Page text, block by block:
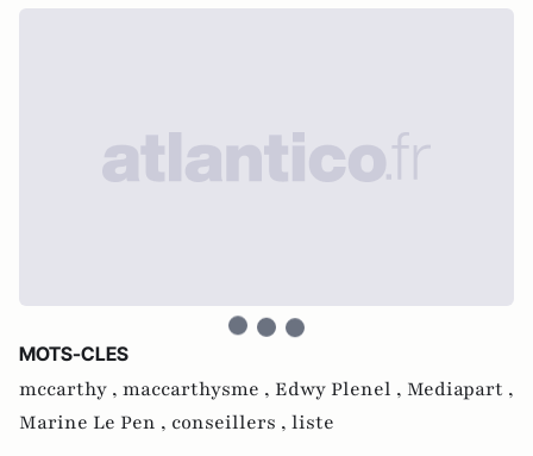
MOTS-CLES
mccarthy , maccarthysme , Edwy Plenel , Mediapart ,
Marine Le Pen , conseillers , liste